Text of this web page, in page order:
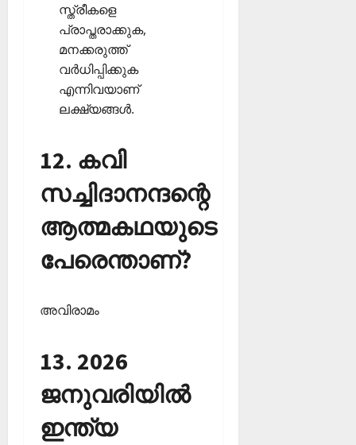
സ്ത്രീകളെ
പ്രാപ്തരാക്കുക,
മനക്കരുത്ത്
വര്‍ധിപ്പിക്കുക
എന്നിവയാണ്
ലക്ഷ്യങ്ങള്‍.
12. കവി
സച്ചിദാനന്ദന്റെ
ആത്മകഥയുടെ
പേരെന്താണ്?
അവിരാമം
13. 2026
ജനുവരിയില്‍
ഇന്ത്യ